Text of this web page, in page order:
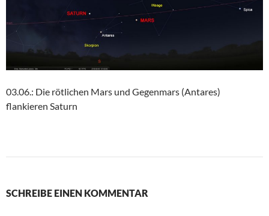
03.06.: Die rötlichen Mars und Gegenmars (Antares)
flankieren Saturn
SCHREIBE EINEN KOMMENTAR